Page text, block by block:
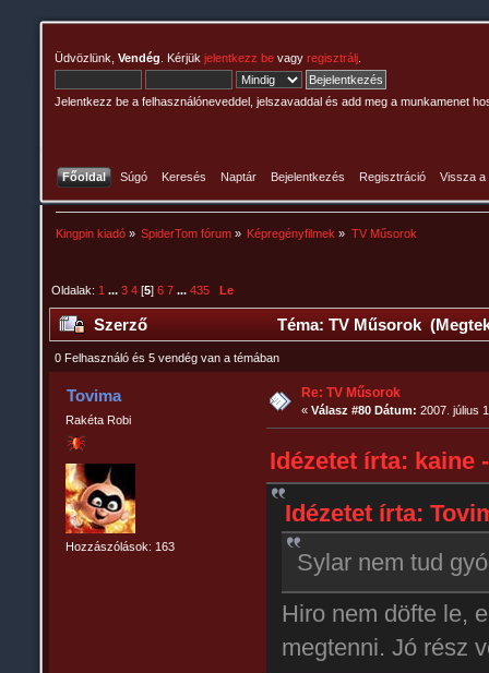
Üdvözlünk, Vendég . Kérjük jelentkezz bevagy regisztrálj.
Jelentkezz be a felhasználóneveddel, jelszavaddal és add meg a munkamenet
Főoldal Súgó Keresés Naptár Bejelentkezés Regisztráció Vissza a
Kingpin kiadó» SpiderTom fórum » Képregényfilmek » TV Műsorok
Oldalak: 1 ... 3 4[5] 6 7 ... 435 Le
Szerző Téma: TV Műsorok
0 Felhasználó és 5 vendég van a témában
Tovima
Rakéta Robi
Hozzászólások: 163
Re: TV Műsorok
«Válasz #80 Dátum: 2007. július
Idézetet írta: kaine
Idézetet írta:
Sylar nem tud
Hiro nem döfte le,
megtenni. Jó rész